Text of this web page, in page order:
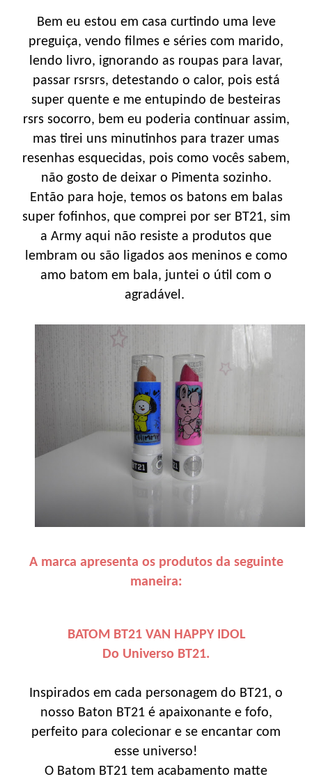
Bem eu estou em casa curtindo uma leve
preguiça, vendo filmes e séries com marido,
lendo livro, ignorando as roupas para lavar,
passar rsrsrs, detestando o calor, pois está
super quente e me entupindo de besteiras
rsrs socorro, bem eu poderia continuar assim,
mas tirei uns minutinhos para trazer umas
resenhas esquecidas, pois como vocês sabem,
não gosto de deixar o Pimenta sozinho.
Então para hoje, temos os batons em balas
super fofinhos, que comprei por ser BT21, sim
a Army aqui não resiste a produtos que
lembram ou são ligados aos meninos e como
amo batom em bala, juntei o útil com o
agradável.
A marca apresenta os produtos da seguinte
maneira:
BATOM BT21 VAN HAPPY IDOL
Do Universo BT21.
Inspirados em cada personagem do BT21, o
nosso Baton BT21 é apaixonante e fofo,
perfeito para colecionar e se encantar com
esse universo!
O Batom BT21 tem acabamento matte